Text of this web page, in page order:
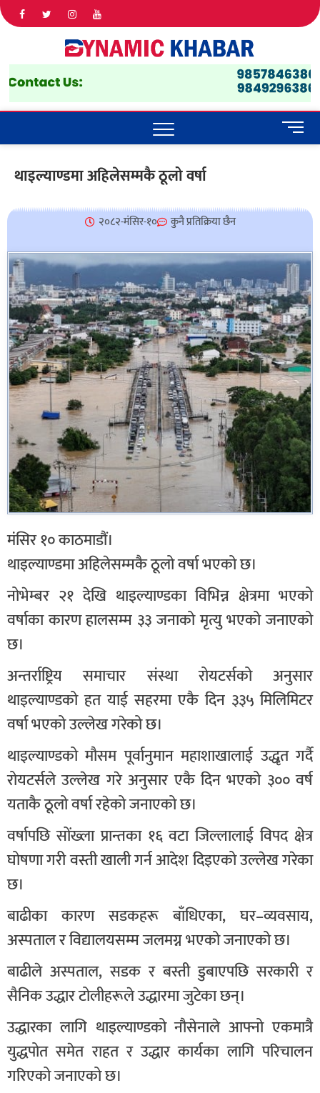
IN NEPAL
M
e
u
o
n
थाइल्याण्डमा अहिलेसम्मकै ठूलो वर्षा
२०८२-मंसिर-१० कुनै प्रतिक्रिया छैन
मंसिर १० काठमाडौं।
थाइल्याण्डमा अहिलेसम्मकै ठूलो वर्षा भएको छ।
नोभेम्बर २१ देखि थाइल्याण्डका विभिन्न क्षेत्रमा भएको
वर्षाका कारण हालसम्म ३३ जनाको मृत्यु भएको जनाएको
छ।
अन्तर्राष्ट्रिय समाचार संस्था रोयटर्सको अनुसार
थाइल्याण्डको हत याई सहरमा एकै दिन ३३५ मिलिमिटर
वर्षा भएको उल्लेख गरेको छ।
थाइल्याण्डको मौसम पूर्वानुमान महाशाखालाई उद्धृत गर्दै
रोयटर्सले उल्लेख गरे अनुसार एकै दिन भएको ३०० वर्ष
यताकै ठूलो वर्षा रहेको जनाएको छ।
वर्षापछि सोंख्ला प्रान्तका १६ वटा जिल्लालाई विपद क्षेत्र
घोषणा गरी वस्ती खाली गर्न आदेश दिइएको उल्लेख गरेका
छ।
बाढीका कारण सडकहरू बाँधिएका, घर–व्यवसाय,
अस्पताल र विद्यालयसम्म जलमग्न भएको जनाएको छ।
बाढीले अस्पताल, सडक र बस्ती डुबाएपछि सरकारी र
सैनिक उद्धार टोलीहरूले उद्धारमा जुटेका छन्।
उद्धारका लागि थाइल्याण्डको नौसेनाले आफ्नो एकमात्रै
युद्धपोत समेत राहत र उद्धार कार्यका लागि परिचालन
गरिएको जनाएको छ।